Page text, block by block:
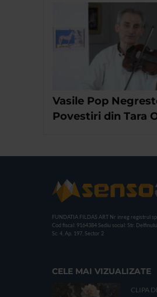
Vasile Pop
Povestiri din Tara
FUNDATIA FILDAS ART Nr inreg registrul
Cod fiscal: 9164384 Sediu social: Str.
Sc. 4, Ap. 197, Sector 2
CELE MAI VIZUALIZATE
CLIPA